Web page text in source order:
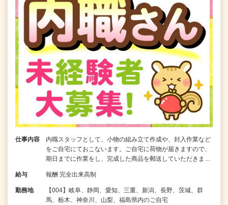
仕事内容
内職スタッフとして、小物の組み立て作成や、封入作業など
をご自宅にておこないます。ご自宅に荷物が届きますので、
期日までに作業をし、完成した商品を郵送していただきま…
給与 報酬 完全出来高制
勤務地
【004】岐阜、静岡、愛知、三重、新潟、長野、茨城、群
馬、栃木、神奈川、山梨、福島県内のご自宅